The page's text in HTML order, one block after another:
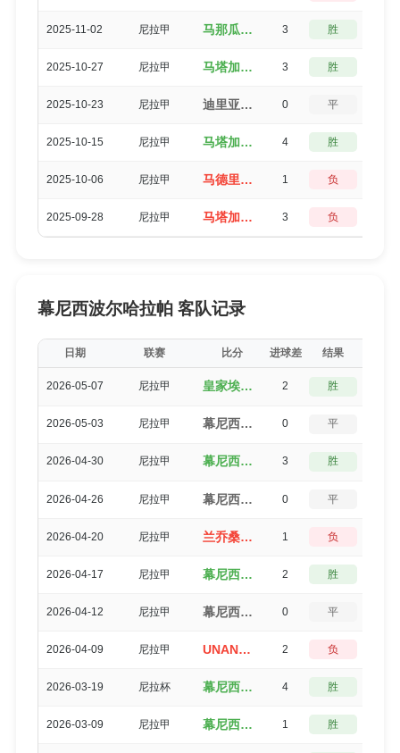
2025-11-02 尼拉甲 马那瓜（3-0）马塔加尔帕FC 3 胜
2025-10-27 尼拉甲 马塔加尔帕FC（3-0）幕尼西波尔哈拉帕 3 胜
2025-10-23 尼拉甲 迪里亚（2-2）马塔加尔帕FC 0 平
2025-10-15 尼拉甲 马塔加尔帕FC（4-0）UNAN马纳瓜 4 胜
2025-10-06 尼拉甲 马德里斯（1-2）马塔加尔帕FC 1 负
2025-09-28 尼拉甲 马塔加尔帕FC（1-4）兰乔桑塔纳FC 3 负
幕尼西波尔哈拉帕 客队记录
日期 联赛 比分 进球差 结果
2026-05-07 尼拉甲 皇家埃斯特利（3-1）幕尼西波尔哈拉帕 2 胜
2026-05-03 尼拉甲 幕尼西波尔哈拉帕（0-0）皇家埃斯特利 0 平
2026-04-30 尼拉甲 幕尼西波尔哈拉帕（3-0）沃尔特费雷迪 3 胜
2026-04-26 尼拉甲 幕尼西波尔哈拉帕（1-1）沃尔特费雷迪 0 平
2026-04-20 尼拉甲 兰乔桑塔纳FC（3-4）幕尼西波尔哈拉帕 1 负
2026-04-17 尼拉甲 幕尼西波尔哈拉帕（2-0）马德里斯 2 胜
2026-04-12 尼拉甲 幕尼西波尔哈拉帕（1-1）马塔加尔帕FC 0 平
2026-04-09 尼拉甲 UNAN马纳瓜（2-4）幕尼西波尔哈拉帕 2 负
2026-03-19 尼拉杯 幕尼西波尔哈拉帕（4-0）马德里斯 4 胜
2026-03-09 尼拉甲 幕尼西波尔哈拉帕（1-0）塞巴科 1 胜